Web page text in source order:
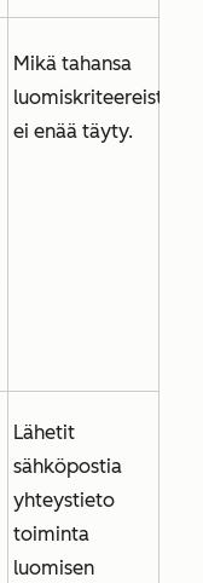
Mikä tahansa
luomiskriteereistä
ei enää täyty.
Lähetit
sähköpostia
yhteystieto
toiminta
luomisen